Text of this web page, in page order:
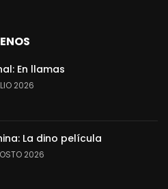
En llamas
2026
La dino película
2026